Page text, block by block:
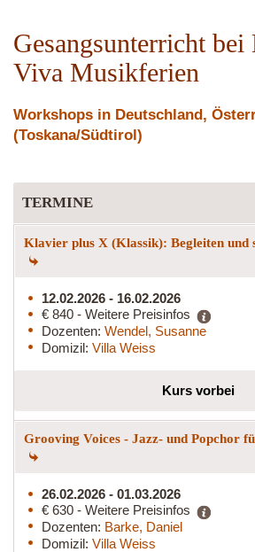
Gesangsunterricht bei
Viva Musikferien
Workshops in Deutschland,
(Toskana/Südtirol)
TERMINE
Klavier plus X (Klassik): Begleiten und
12.02.2026 - 16.02.2026
€ 840 - Weitere Preisinfos
Dozenten: Wendel, Susanne
Domizil: Villa Weiss
Kurs vorbei
Grooving Voices - Jazz- und Popchor
26.02.2026 - 01.03.2026
€ 630 - Weitere Preisinfos
Dozenten: Barke, Daniel
Domizil: Villa Weiss